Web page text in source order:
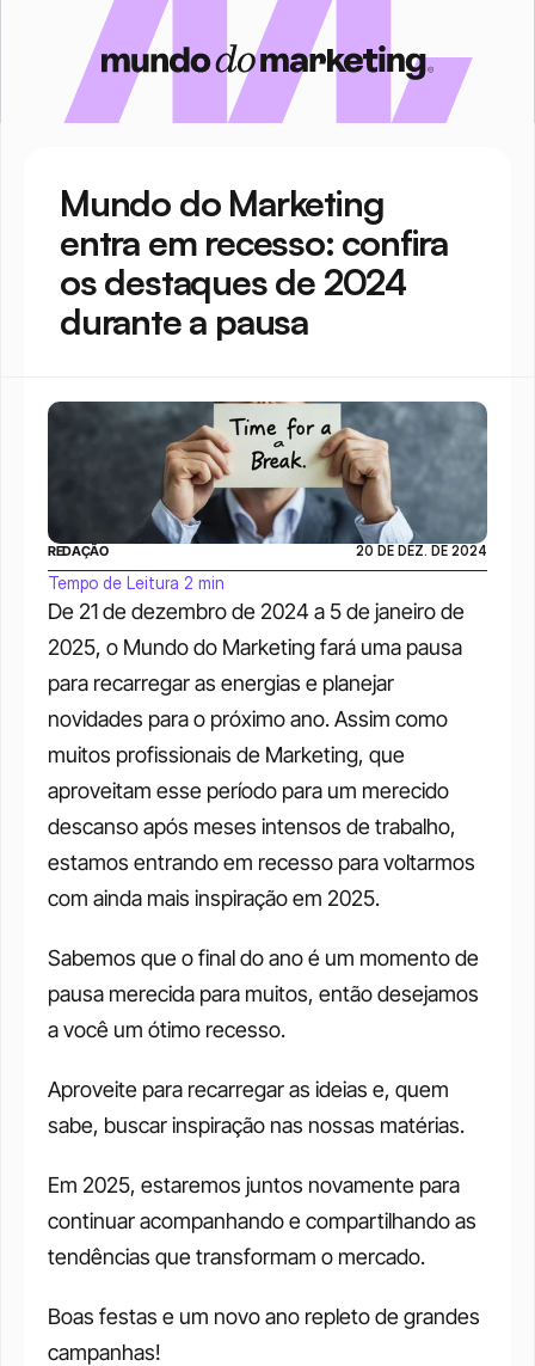
Mundo do Marketing
entra em recesso: confira
os destaques de 2024
durante a pausa
De 21 de dezembro de 2024 a 5 de janeiro de
2025, o Mundo do Marketing fará uma pausa
para recarregar as energias e planejar
novidades para o próximo ano. Assim como
muitos profissionais de Marketing, que
aproveitam esse período para um merecido
descanso após meses intensos de trabalho,
estamos entrando em recesso para voltarmos
com ainda mais inspiração em 2025.
Sabemos que o final do ano é um momento de
pausa merecida para muitos, então desejamos
a você um ótimo recesso.
Aproveite para recarregar as ideias e, quem
sabe, buscar inspiração nas nossas matérias.
Em 2025, estaremos juntos novamente para
continuar acompanhando e compartilhando as
tendências que transformam o mercado.
Boas festas e um novo ano repleto de grandes
campanhas!
REDAÇÃO 20 DE DEZ. DE 2024
Tempo de Leitura 2 min